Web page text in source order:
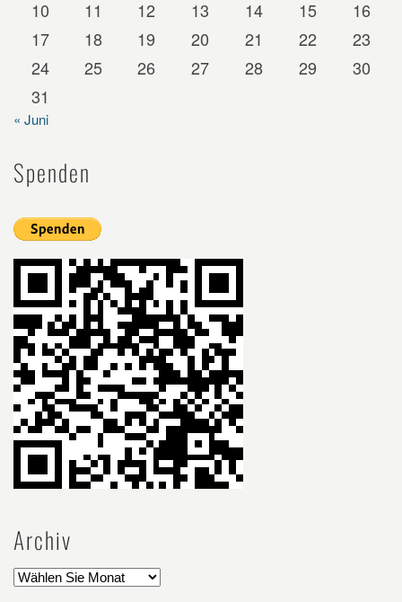
10 11 12 13 14 15
16
17
18 19 20 21 22
23
24
25 26 27 28 29
30
31
« Juni
Spenden
Archiv